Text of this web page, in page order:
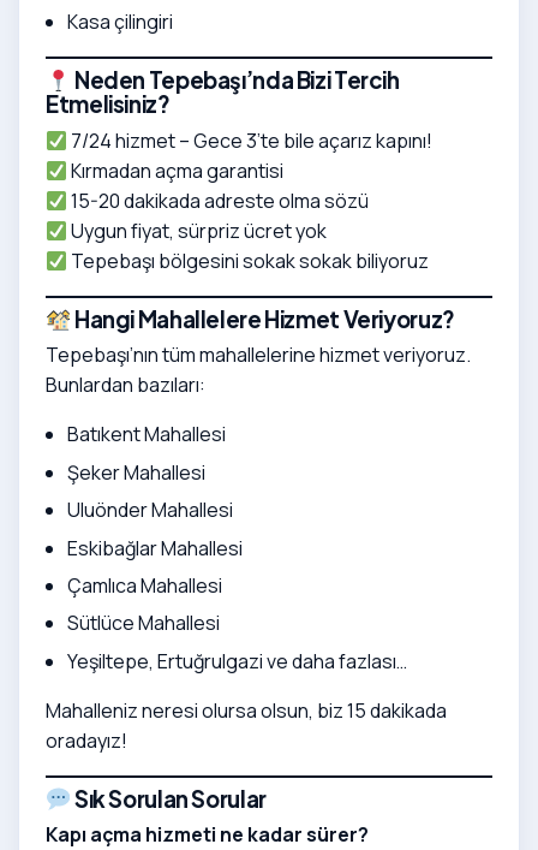
Kasa çilingiri
Neden Tepebaşı’nda Bizi Tercih
Etmelisiniz?
7/24 hizmet – Gece 3’te bile açarız kapını!
Kırmadan açma garantisi
15-20 dakikada adreste olma sözü
Uygun fiyat, sürpriz ücret yok
Tepebaşı bölgesini sokak sokak biliyoruz
Hangi Mahallelere Hizmet Veriyoruz?
Tepebaşı’nın tüm mahallelerine hizmet veriyoruz.
Bunlardan bazıları:
Batıkent Mahallesi
Şeker Mahallesi
Uluönder Mahallesi
Eskibağlar Mahallesi
Çamlıca Mahallesi
Sütlüce Mahallesi
Yeşiltepe, Ertuğrulgazi ve daha fazlası…
Mahalleniz neresi olursa olsun, biz 15 dakikada
oradayız!
Sık Sorulan Sorular
Kapı açma hizmeti ne kadar sürer?